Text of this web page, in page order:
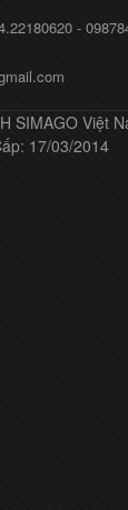
-
SIMAGO Việt
17/03/2014